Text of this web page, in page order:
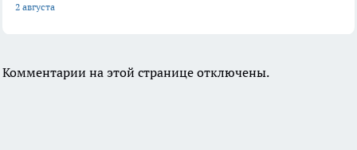
2 августа
Комментарии на этой странице отключены.